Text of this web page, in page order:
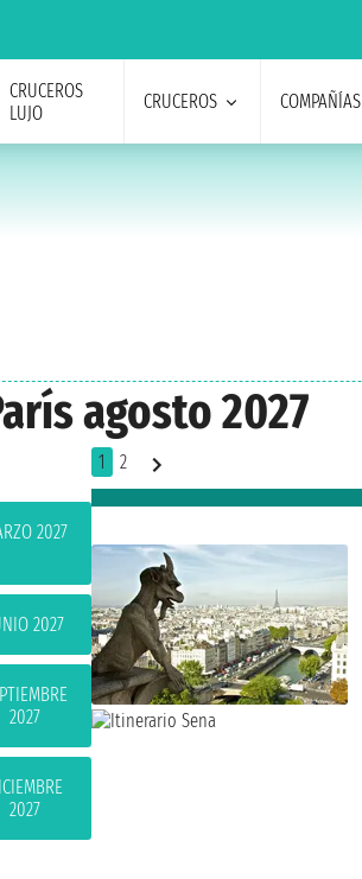
CRUCEROS
LUJO
CRUCEROS COMPAÑÍAS
agosto 2027
2027
2027
2027
2027
1 2